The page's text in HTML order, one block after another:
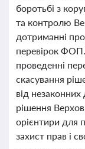
боротьбі з
та контролю
дотриманні
перевірок
проведенні
скасування
від
рішення
орієнтири для
захист прав і